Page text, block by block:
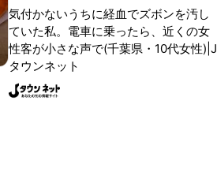
気付かないうちに経血でズボンを汚し
ていた私。電車に乗ったら、近くの女
性客が小さな声で(千葉県・10代女性)|J
タウンネット